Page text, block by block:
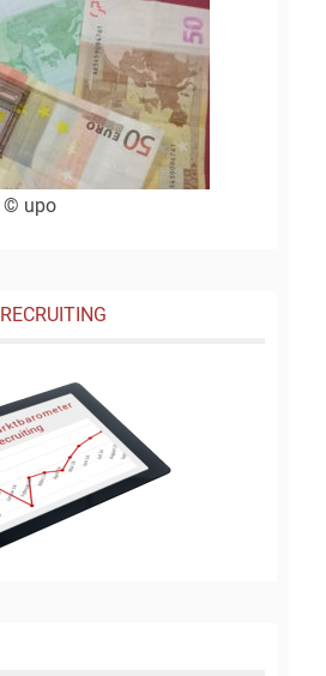
© upo
RECRUITING